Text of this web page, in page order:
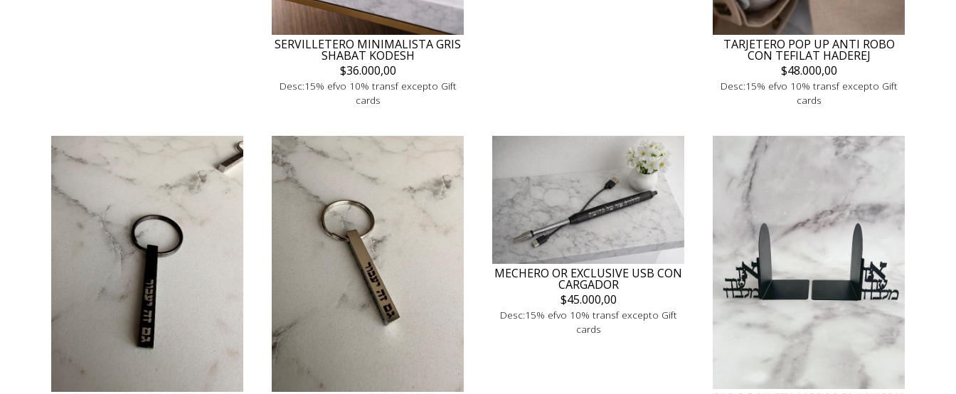
SERVILLETERO MINIMALISTA GRIS
SHABAT KODESH
$36.000,00
Desc:15% efvo 10% transf excepto Gift
cards
TARJETERO POP UP ANTI ROBO
CON TEFILAT HADEREJ
$48.000,00
Desc:15% efvo 10% transf excepto Gift
cards
MECHERO OR EXCLUSIVE USB CON
CARGADOR
$45.000,00
Desc:15% efvo 10% transf excepto Gift
cards